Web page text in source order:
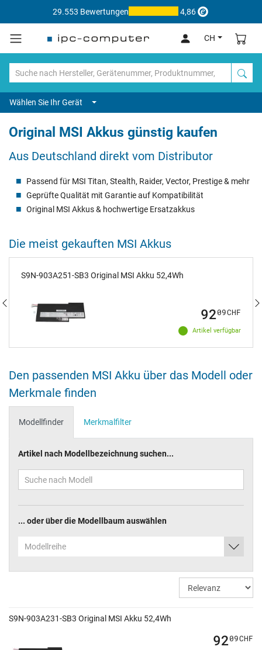
29.553 Bewertungen 4,86
CH
Wählen Sie Ihr Gerät
Original MSI Akkus günstig kaufen
Aus Deutschland direkt vom Distributor
Passend für MSI Titan, Stealth, Raider, Vector, Prestige & mehr
Geprüfte Qualität mit Garantie auf Kompatibilität
Original MSI Akkus & hochwertige Ersatzakkus
Die meist gekauften MSI Akkus
S9N-903A251-SB3 Original MSI Akku 52,4Wh
Artikel verfügbar
9209CHF
Den passenden MSI Akku über das Modell oder
Merkmale finden
Modellfinder Merkmalfilter
Artikel nach Modellbezeichnung suchen...
... oder über die Modellbaum auswählen
Modellreihe
S9N-903A231-SB3 Original MSI Akku 52,4Wh
9209CHF